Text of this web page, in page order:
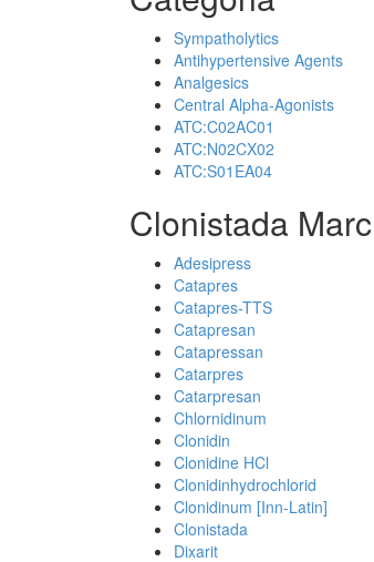
Sympatholytics
Antihypertensive Agents
Analgesics
Central Alpha-Agonists
ATC:C02AC01
ATC:N02CX02
ATC:S01EA04
Clonistada
Adesipress
Catapres
Catapres-TTS
Catapresan
Catapressan
Catarpres
Catarpresan
Chlornidinum
Clonidin
Clonidine HCl
Clonidinhydrochlorid
Clonidinum [Inn-Latin]
Clonistada
Dixarit